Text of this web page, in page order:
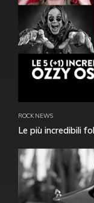
ROCK NEWS
Le più incredibili